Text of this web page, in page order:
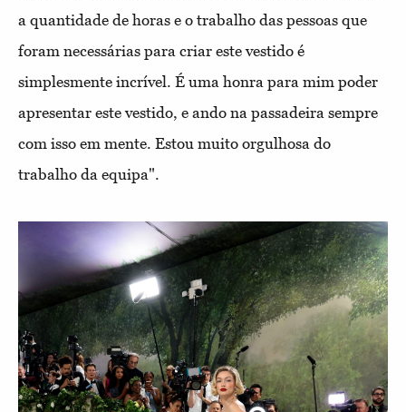
a quantidade de horas e o trabalho das pessoas que
foram necessárias para criar este vestido é
simplesmente incrível. É uma honra para mim poder
apresentar este vestido, e ando na passadeira sempre
com isso em mente. Estou muito orgulhosa do
trabalho da equipa".